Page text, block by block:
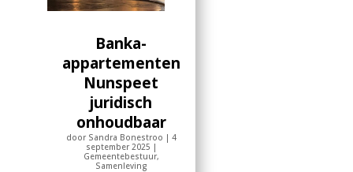
Banka-
appartementen
Nunspeet
juridisch
onhoudbaar
door Sandra Bonestroo | 4
september 2025 |
Gemeentebestuur,
Samenleving